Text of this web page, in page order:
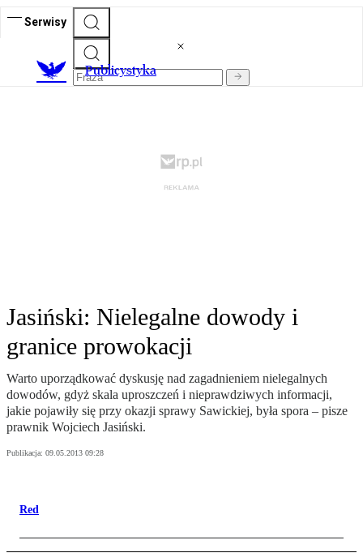
Serwisy
Publicystyka
Jasiński: Nielegalne dowody i
granice prowokacji
Warto uporządkować dyskusję nad zagadnieniem nielegalnych
dowodów, gdyż skala uproszczeń i nieprawdziwych informacji,
jakie pojawiły się przy okazji sprawy Sawickiej, była spora – pisze
prawnik Wojciech Jasiński.
Publikacja: 09.05.2013 09:28
Red